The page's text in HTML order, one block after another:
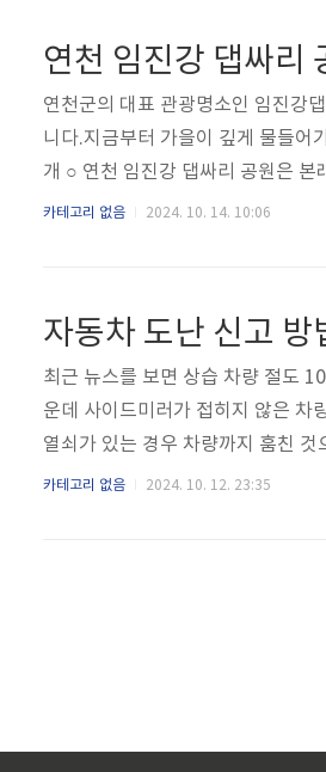
일러는 꺼져 있어요 8. 하루 종일..
연천 임진강 댑싸리
연천군의 대표 관광명소인 임진강
니다.지금부터 가을이 깊게 물들어
개 ○ 연천 임진강 댑싸리 공원은 본
주민들이 겪은 고통을 해결하고자
했던 하늘 사이 풀입니다.■ 임진강
카테고리 없음 2024. 10. 14. 10:06
자동차 도난 신고 방
최근 뉴스를 보면 상습 차량 절도
운데 사이드미러가 접히지 않은 차
열쇠가 있는 경우 차량까지 훔친
도난 신고 방법 ○ 차량이 도난 당한
지참 ○ 도난신고시 담당 경찰관에
카테고리 없음 2024. 10. 12. 23:35